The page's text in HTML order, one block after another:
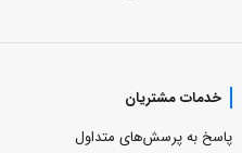
خدمات مشتریان
پاسخ به پرسش‌های متداول